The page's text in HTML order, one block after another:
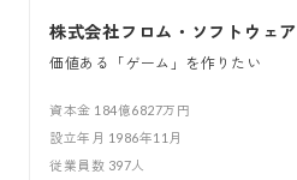
株式会社フロム・ソフトウェア
価値ある「ゲーム」を作りたい
資本金 184億6827万円
設立年月 1986年11月
従業員数 397人